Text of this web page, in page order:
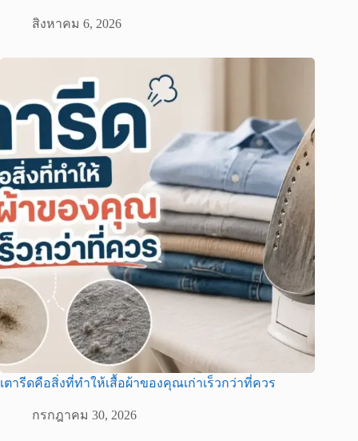
สิงหาคม 6, 2026
เตารีดคือสิ่งที่ทำให้เสื้อผ้าของคุณเก่าเร็วกว่าที่ควร
กรกฎาคม 30, 2026